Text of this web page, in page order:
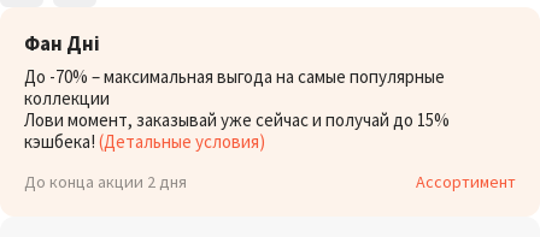
Фан Дні
До -70% – максимальная выгода на самые популярные
коллекции
Лови момент, заказывай уже сейчас и получай до 15%
кэшбека! (Детальные условия)
До конца акции 2 дня Ассортимент